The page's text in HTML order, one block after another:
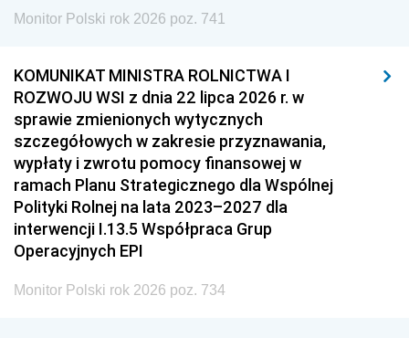
Monitor Polski rok 2026 poz. 741
KOMUNIKAT MINISTRA ROLNICTWA I
ROZWOJU WSI z dnia 22 lipca 2026 r. w
sprawie zmienionych wytycznych
szczegółowych w zakresie przyznawania,
wypłaty i zwrotu pomocy finansowej w
ramach Planu Strategicznego dla Wspólnej
Polityki Rolnej na lata 2023–2027 dla
interwencji I.13.5 Współpraca Grup
Operacyjnych EPI
Monitor Polski rok 2026 poz. 734